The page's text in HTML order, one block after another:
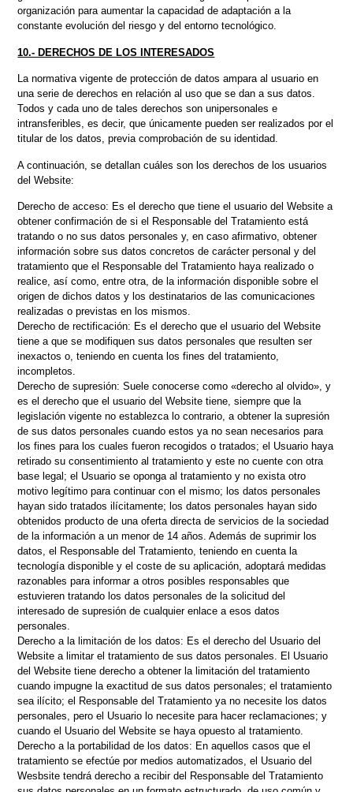
organización para aumentar la capacidad de adaptación a la
constante evolución del riesgo y del entorno tecnológico.
10.- DERECHOS DE LOS INTERESADOS
La normativa vigente de protección de datos ampara al usuario en
una serie de derechos en relación al uso que se dan a sus datos.
Todos y cada uno de tales derechos son unipersonales e
intransferibles, es decir, que únicamente pueden ser realizados por el
titular de los datos, previa comprobación de su identidad.
A continuación, se detallan cuáles son los derechos de los usuarios
del Website:
Derecho de acceso: Es el derecho que tiene el usuario del Website a
obtener confirmación de si el Responsable del Tratamiento está
tratando o no sus datos personales y, en caso afirmativo, obtener
información sobre sus datos concretos de carácter personal y del
tratamiento que el Responsable del Tratamiento haya realizado o
realice, así como, entre otra, de la información disponible sobre el
origen de dichos datos y los destinatarios de las comunicaciones
realizadas o previstas en los mismos.
Derecho de rectificación: Es el derecho que el usuario del Website
tiene a que se modifiquen sus datos personales que resulten ser
inexactos o, teniendo en cuenta los fines del tratamiento,
incompletos.
Derecho de supresión: Suele conocerse como «derecho al olvido», y
es el derecho que el usuario del Website tiene, siempre que la
legislación vigente no establezca lo contrario, a obtener la supresión
de sus datos personales cuando estos ya no sean necesarios para
los fines para los cuales fueron recogidos o tratados; el Usuario haya
retirado su consentimiento al tratamiento y este no cuente con otra
base legal; el Usuario se oponga al tratamiento y no exista otro
motivo legítimo para continuar con el mismo; los datos personales
hayan sido tratados ilícitamente; los datos personales hayan sido
obtenidos producto de una oferta directa de servicios de la sociedad
de la información a un menor de 14 años. Además de suprimir los
datos, el Responsable del Tratamiento, teniendo en cuenta la
tecnología disponible y el coste de su aplicación, adoptará medidas
razonables para informar a otros posibles responsables que
estuvieren tratando los datos personales de la solicitud del
interesado de supresión de cualquier enlace a esos datos
personales.
Derecho a la limitación de los datos: Es el derecho del Usuario del
Website a limitar el tratamiento de sus datos personales. El Usuario
del Website tiene derecho a obtener la limitación del tratamiento
cuando impugne la exactitud de sus datos personales; el tratamiento
sea ilícito; el Responsable del Tratamiento ya no necesite los datos
personales, pero el Usuario lo necesite para hacer reclamaciones; y
cuando el Usuario del Website se haya opuesto al tratamiento.
Derecho a la portabilidad de los datos: En aquellos casos que el
tratamiento se efectúe por medios automatizados, el Usuario del
Wesbsite tendrá derecho a recibir del Responsable del Tratamiento